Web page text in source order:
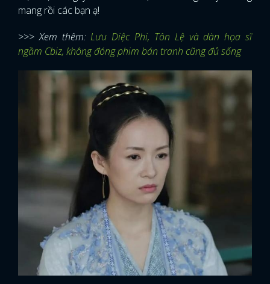
mang rồi các bạn ạ!
>>> Xem thêm:Lưu Diệc Phi, Tôn Lệ và dàn họa sĩ
ngầm Cbiz, không đóng phim bán tranh cũng đủ sống